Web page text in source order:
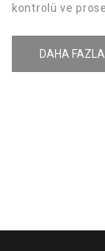
kontrolü ve
kullanılması ve
DAHA